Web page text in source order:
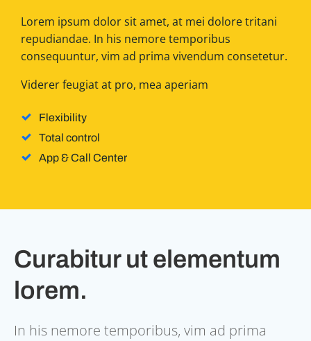
Lorem ipsum dolor sit amet, at mei dolore tritani
repudiandae. In his nemore temporibus
consequuntur, vim ad prima vivendum consetetur.
Viderer feugiat at pro, mea aperiam
Flexibility
Total control
App & Call Center
Curabitur ut elementum
lorem.
In his nemore temporibus, vim ad prima